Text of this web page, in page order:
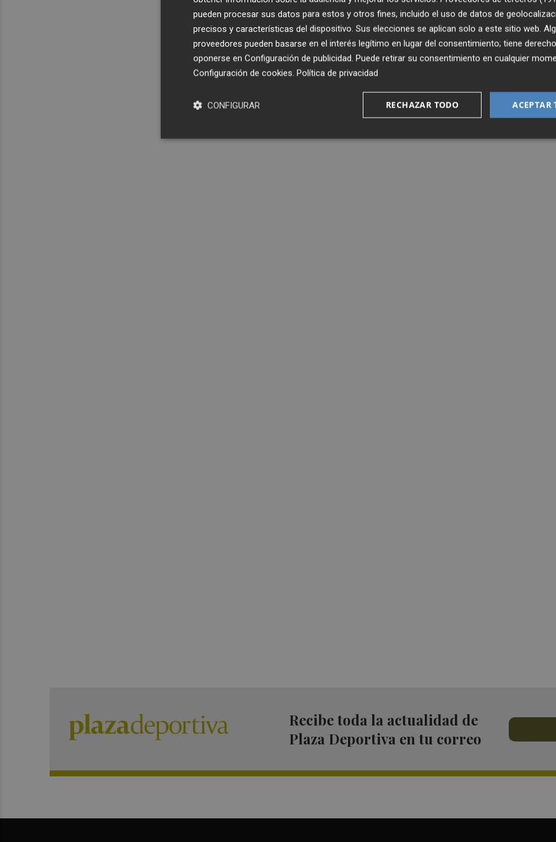
Recibe toda la actualidad de
Plaza Deportiva en tu correo
pueden procesar sus datos para estos y otros fines, incluido el uso de datos de
precisos y características del dispositivo. Sus elecciones se aplican solo a este sitio web.
proveedores pueden basarse en el interés legítimo en lugar del consentimiento; tiene
oponerse en Configuración de publicidad. Puede retirar su consentimiento en cualquier
Configuración de cookies. Política de privacidad
ACEPTAR
RECHAZAR TODO
CONFIGURAR